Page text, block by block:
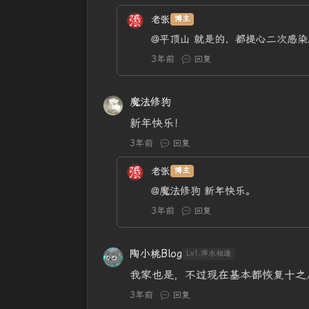
老张 博主
@平顶山 就是的，都提心二次感染
3年前 回复
魔法修狗
新年快乐！
3年前 回复
老张 博主
@魔法修狗 新年快乐。
3年前 回复
陶小桃Blog Lv1.萍水相逢
我家也是，不过现在基本都恢复十之
3年前 回复